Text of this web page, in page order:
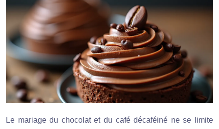
Le mariage du chocolat et du café décaféiné ne se limite